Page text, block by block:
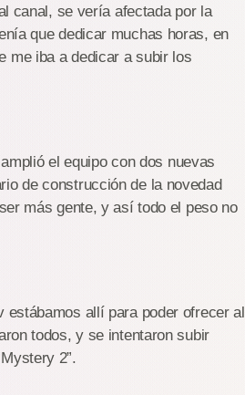
canal, se vería afectada por la
que dedicar muchas horas, en
me iba a dedicar a subir los
el equipo con dos nuevas
de construcción de la novedad
más gente, y así todo el peso no
estábamos allí para poder ofrecer al
todos, y se intentaron subir
2”.